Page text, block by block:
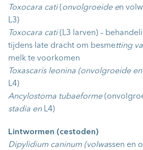
Toxocara cati(onvolgroeide en
L3)
Toxocara cati(L3 larven) –
tijdens late dracht om besmetting
melk te voorkomen
Toxascaris leonina (onvolgroeide en
L4)
Ancylostoma tubaeforme
stadia enL4)
Lintwormen (cestoden)
Dipylidium caninum (volwassen en